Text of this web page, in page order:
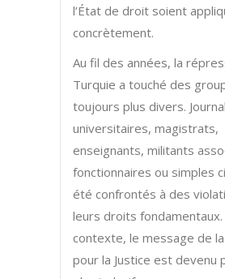
l’État de droit soient
concrètement.
Au fil des années, la
Turquie a touché des
toujours plus divers.
universitaires, magistrats,
enseignants, militants
fonctionnaires ou simples
été confrontés à des
leurs droits fondamentaux.
contexte, le message de
pour la Justice est devenu